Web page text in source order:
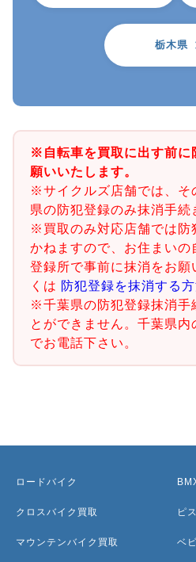
栃木県
※自転車を買取に出す前に
願いいたします。
※サイクルズ店舗では、そ
県の防犯登録のみ抹消手続
※買取のみ対応店舗では防
かねますので、お住まいの
登録所で事前に抹消をお願
くは 防犯登録を抹消する
※千葉県の防犯登録抹消手
とができません。千葉県内
でお電話下さい。
ロードバイク
クロスバイク買取
マウンテンバイク買取
ピ
ベ